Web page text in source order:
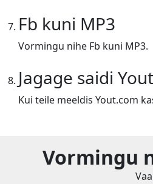
Fb kuni MP3
Vormingu nihe Fb kuni MP3.
Jagage saidi
Kui teile meeldis Yout.com
Vormingu